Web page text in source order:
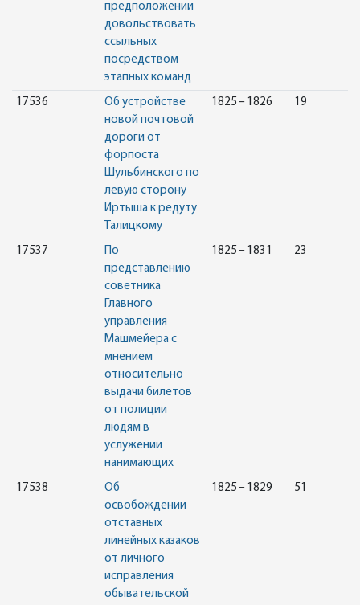
предположении
довольствовать
ссыльных
посредством
этапных команд
17536
Об устройстве
новой почтовой
дороги от
форпоста
Шульбинского по
левую сторону
Иртыша к редуту
Талицкому
1825 – 1826 19
17537
По
представлению
советника
Главного
управления
Машмейера с
мнением
относительно
выдачи билетов
от полиции
людям в
услужении
нанимающих
1825 – 1831 23
17538
Об
освобождении
отставных
линейных казаков
от личного
исправления
обывательской
1825 – 1829 51